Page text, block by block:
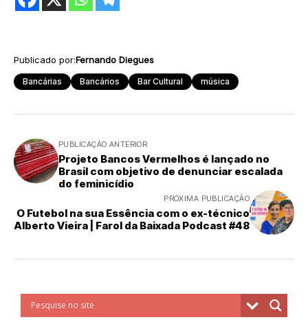
Publicado por:Fernando Diegues
Bancárias Bancários Bar Cultural música
PUBLICAÇÃO ANTERIOR
Projeto Bancos Vermelhos é lançado no
Brasil com objetivo de denunciar escalada
do feminicídio
PRÓXIMA PUBLICAÇÃO
O Futebol na sua Essência com o ex-técnico
Alberto Vieira | Farol da Baixada Podcast #48